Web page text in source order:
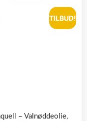
TILBUD!
– Valnøddeolie,